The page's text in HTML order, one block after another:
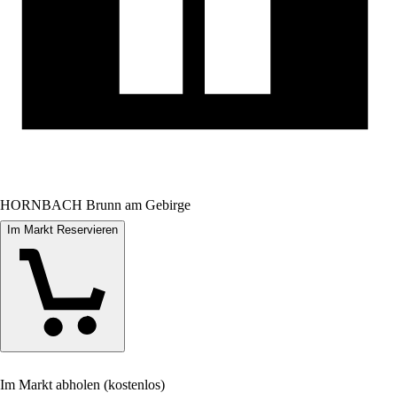
HORNBACH Brunn am Gebirge
Im Markt Reservieren
Im Markt abholen (kostenlos)